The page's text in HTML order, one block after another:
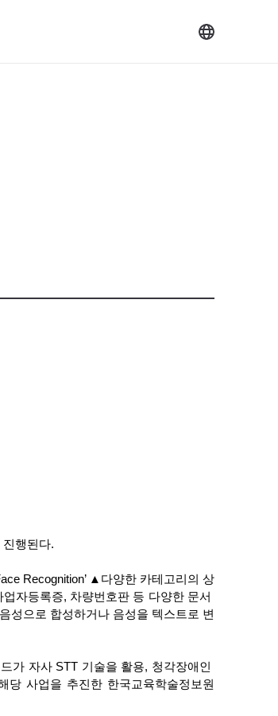
행된다.
Recognition’ ▲다양한 카테고리의 상
자등록증, 차량번호판 등 다양한 문서
성으로 합성하거나 음성을 텍스트로 변
가 자사 STT 기술을 활용, 청각장애인
당 사업을 추진한 한국교육학술정보원